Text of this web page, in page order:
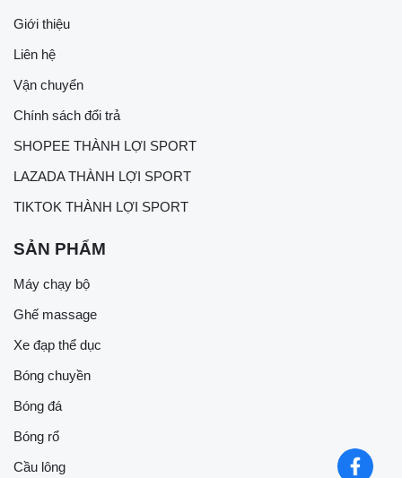
Giới thiệu
Liên hệ
Vận chuyển
Chính sách đổi trả
SHOPEE THÀNH LỢI SPORT
LAZADA THÀNH LỢI SPORT
TIKTOK THÀNH LỢI SPORT
SẢN PHẨM
Máy chạy bộ
Ghế massage
Xe đạp thể dục
Bóng chuyền
Bóng đá
Bóng rổ
Cầu lông